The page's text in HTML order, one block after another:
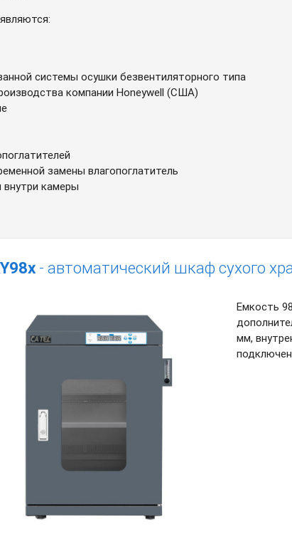
системы осушки безвентиляторного типа
компании Honeywell (США)
замены влагопоглатитель
внутри камеры
- автоматический шкаф сухого
Емкость
мм,